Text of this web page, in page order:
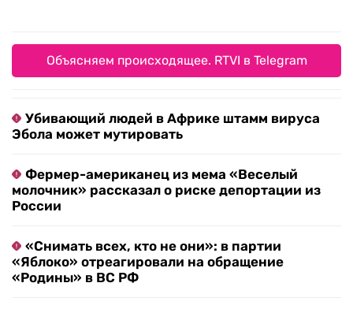
Объясняем происходящее. RTVI в Telegram
Убивающий людей в Африке штамм вируса
Эбола может мутировать
Фермер-американец из мема «Веселый
молочник» рассказал о риске депортации из
России
«Снимать всех, кто не они»: в партии
«Яблоко» отреагировали на обращение
«Родины» в ВС РФ